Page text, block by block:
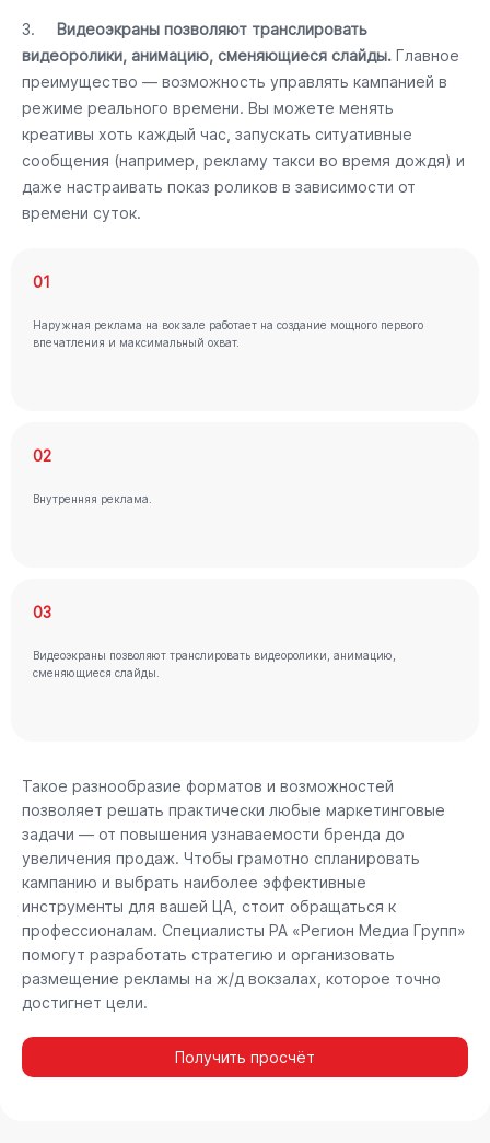
3. Видеоэкраны позволяют транслировать
видеоролики, анимацию, сменяющиеся слайды. Главное
преимущество — возможность управлять кампанией в
режиме реального времени. Вы можете менять
креативы хоть каждый час, запускать ситуативные
сообщения (например, рекламу такси во время дождя) и
даже настраивать показ роликов в зависимости от
времени суток.
01
Наружная реклама на вокзале работает на создание мощного первого
впечатления и максимальный охват.
02
Внутренняя реклама.
03
Видеоэкраны позволяют транслировать видеоролики, анимацию,
сменяющиеся слайды.
Такое разнообразие форматов и возможностей
позволяет решать практически любые маркетинговые
задачи — от повышения узнаваемости бренда до
увеличения продаж. Чтобы грамотно спланировать
кампанию и выбрать наиболее эффективные
инструменты для вашей ЦА, стоит обращаться к
профессионалам. Специалисты РА «Регион Медиа Групп»
помогут разработать стратегию и организовать
размещение рекламы на ж/д вокзалах, которое точно
достигнет цели.
Получить просчёт